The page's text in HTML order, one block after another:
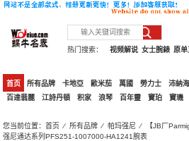
热门搜索： 原
女士腕錶
视频解说
首页 所有品牌 卡地亞 歐米茄 萬國 勞力士 沛納海
百達翡麗
江詩丹頓 积家 浪琴 百年靈 寶珀 寶璣
您当前位置：首页 ⁄所有品牌 ⁄帕玛强尼 ⁄ 【JB厂
强尼通达系列PFS251-1007000-HA1241腕表